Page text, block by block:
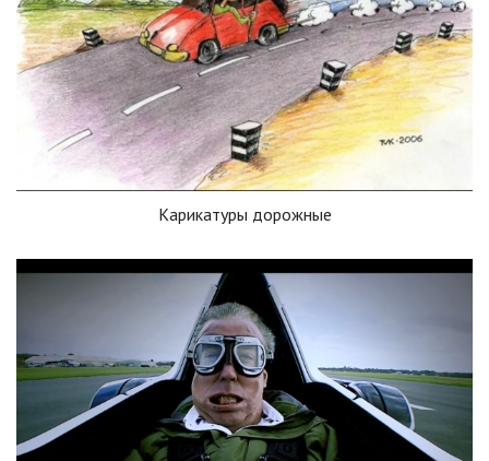
Карикатуры дорожные